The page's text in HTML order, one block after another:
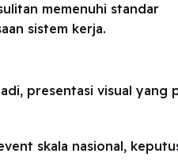
memenuhi standar
sistem kerja.
presentasi visual yang
skala nasional,